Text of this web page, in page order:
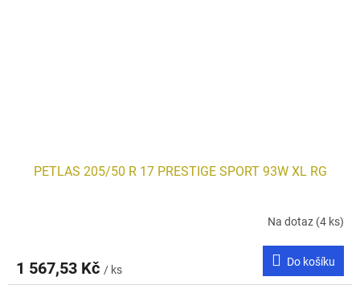
PETLAS 205/50 R 17 PRESTIGE SPORT 93W XL RG
Na dotaz (4 ks)
1 567,53 Kč / ks
Do košíku